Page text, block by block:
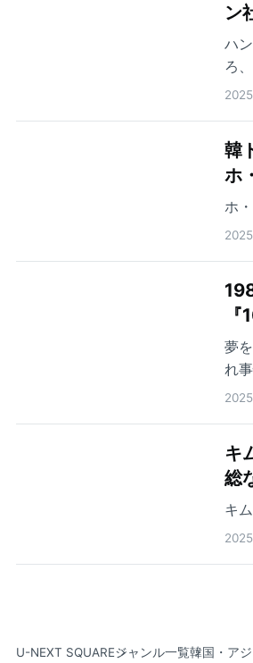
ン
ハ
ろ
韓
ホ
ホ
夢
れ
る
キ
総
キ
U-NEXT SQUAREジャンル一覧韓国・ア